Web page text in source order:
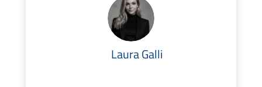
Laura Galli